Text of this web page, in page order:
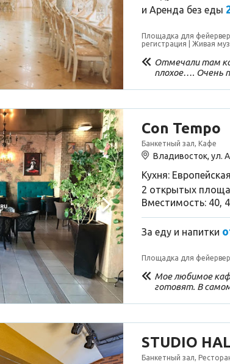
и Аренда без еды
Площадка для
регистрация
Живая
Отмечали там
плохое…. Очень
отлавливают
Con Tempo
Банкетный зал, Кафе
Владивосток, ул.
Кухня: Европейская
2 открытых
Вместимость: 40,
За еду и напитки
Площадка для
Мое любимое
готовят. В
STUDIO
Банкетный зал,